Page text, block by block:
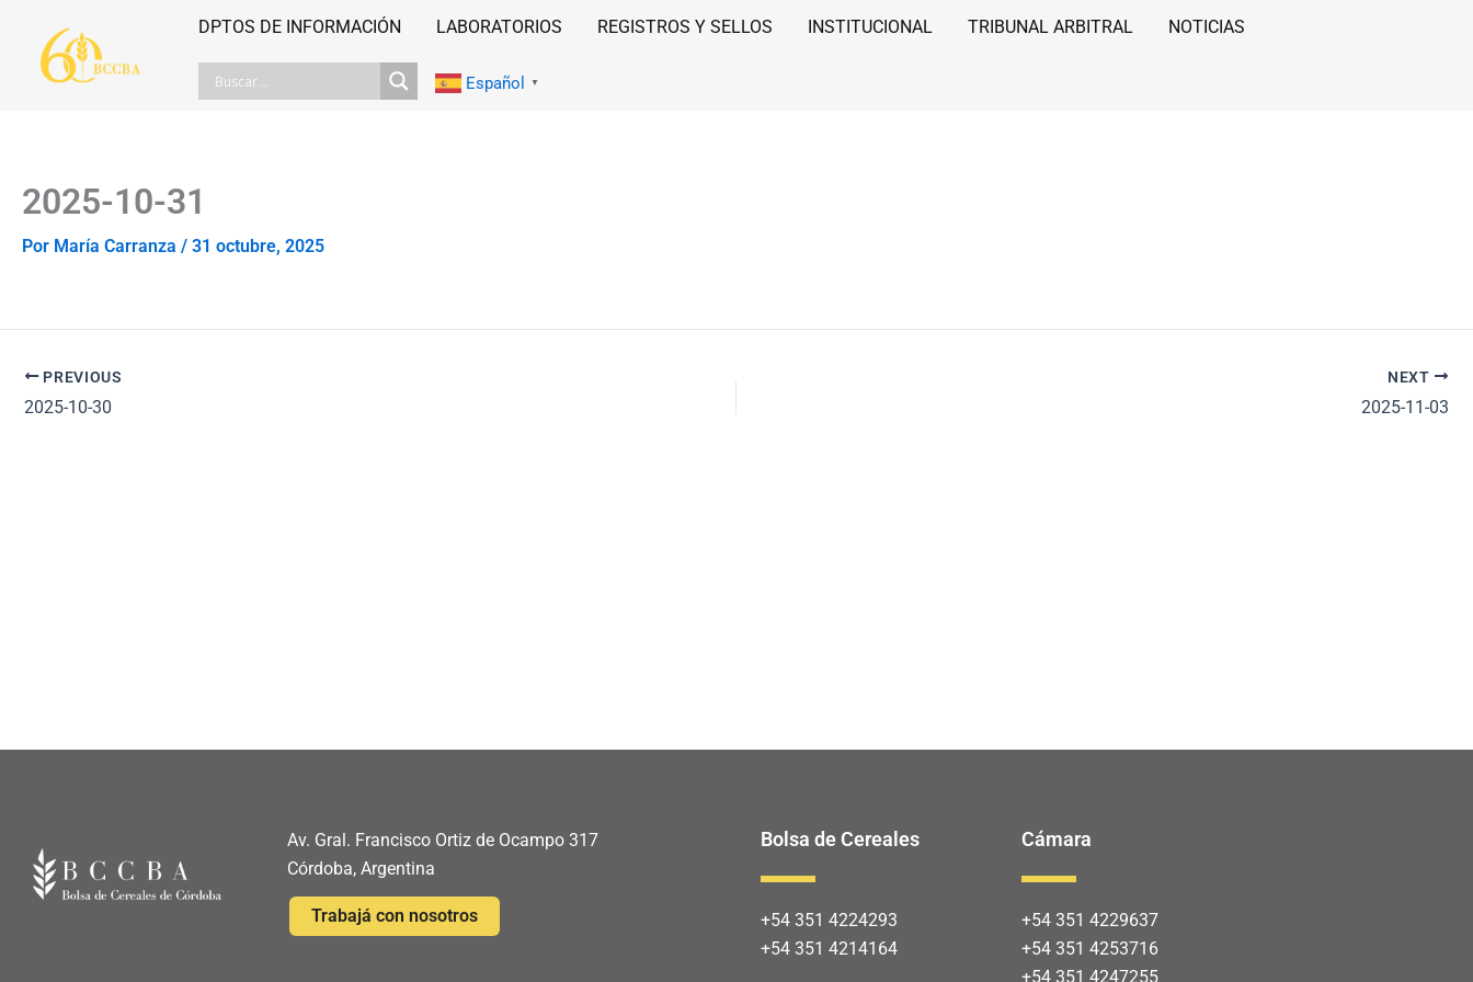
contenido
DPTOS DE INFORMACIÓN LABORATORIOS REGISTROS Y SELLOS INSTITUCIONAL TRIBUNAL ARBITRAL NOTICIAS
Español ▼
2025-10-31
Por María Carranza / 31 octubre, 2025
PREVIOUS
2025-10-30
NEXT
2025-11-03
Av. Gral. Francisco Ortiz de Ocampo 317
Córdoba, Argentina
Trabajá con nosotros
Bolsa de Cereales
+54 351 4224293
+54 351 4214164
Cámara
+54 351 4229637
+54 351 4253716
+54 351 4247255